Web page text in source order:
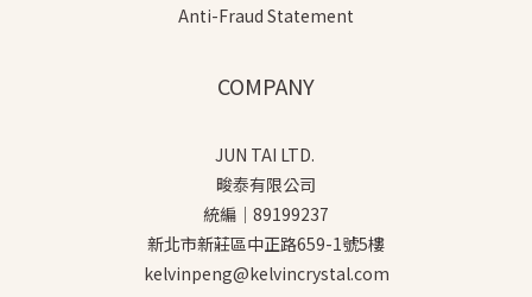
Anti-Fraud Statement
COMPANY
JUN TAI LTD.
畯泰有限公司
統編｜89199237
新北市新莊區中正路659-1號5樓
kelvinpeng@kelvincrystal.com